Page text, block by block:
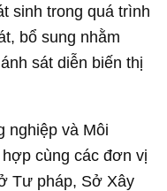
sinh trong quá trình
bổ sung nhằm
sát diễn biến thị
nghiệp và Môi
cùng các đơn vị
Tư pháp, Sở Xây